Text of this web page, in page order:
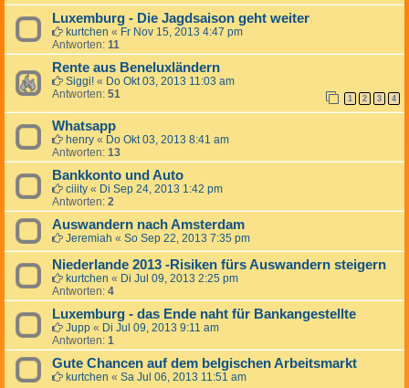
Luxemburg - Die Jagdsaison geht weiter
kurtchen « Fr Nov 15, 2013 4:47 pm
Antworten: 11
Rente aus Beneluxländern
Siggi! « Do Okt 03, 2013 11:03 am
Antworten: 51 1 2 3 4
Whatsapp
henry « Do Okt 03, 2013 8:41 am
Antworten: 13
Bankkonto und Auto
ciiity « Di Sep 24, 2013 1:42 pm
Antworten: 2
Auswandern nach Amsterdam
Jeremiah « So Sep 22, 2013 7:35 pm
Niederlande 2013 -Risiken fürs Auswandern steigern
kurtchen « Di Jul 09, 2013 2:25 pm
Antworten: 4
Luxemburg - das Ende naht für Bankangestellte
Jupp « Di Jul 09, 2013 9:11 am
Antworten: 1
Gute Chancen auf dem belgischen Arbeitsmarkt
kurtchen « Sa Jul 06, 2013 11:51 am